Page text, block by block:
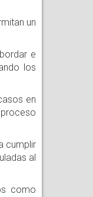
un
e
los
en
cumplir
al
como